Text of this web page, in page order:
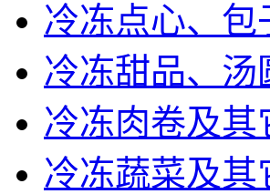
冷冻点心、包
冷冻甜品、汤
冷冻肉卷及其
冷冻蔬菜及其